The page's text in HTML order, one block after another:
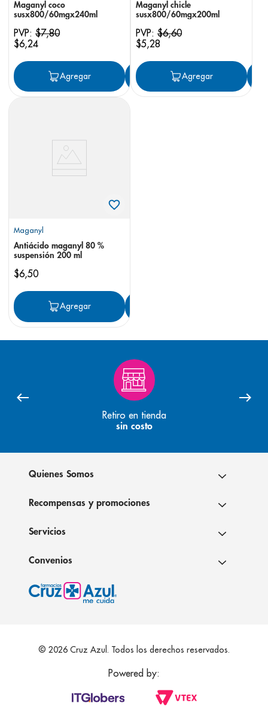
Maganyl coco
susx800/60mgx240ml
PVP: $7,80
$6,24
Agregar Agregar
Maganyl chicle
susx800/60mgx200ml
PVP: $6,60
$5,28
Agregar
Maganyl
Antiácido maganyl 80 %
suspensión 200 ml
$6,50
Agregar
Retiro en tienda
sin costo
Quienes Somos
Recompensas y promociones
Servicios
Convenios
© 2026 Cruz Azul. Todos los derechos reservados.
Powered by: